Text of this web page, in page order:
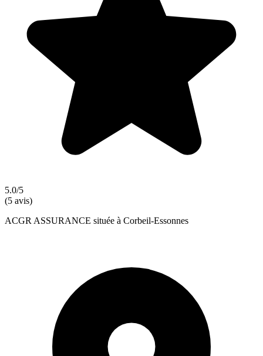
5.0/5
(5 avis)
ACGR ASSURANCE située à Corbeil-Essonnes